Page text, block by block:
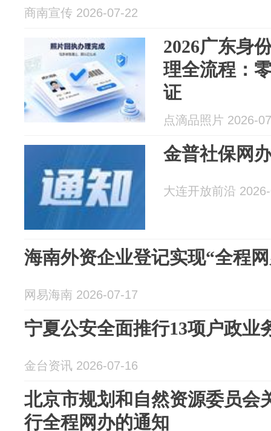
商南宣传 2026-07-22
2026广东身
理全流程：
证
点滴品照片 2026-
金普社保网
大连开放前沿
海南外资企业登记实现“全程
网易海南 2026-07-17
宁夏公安全面推行13项户政业
金台资讯 2026-07-16
北京市规划和自然资源委员会
行全程网办的通知